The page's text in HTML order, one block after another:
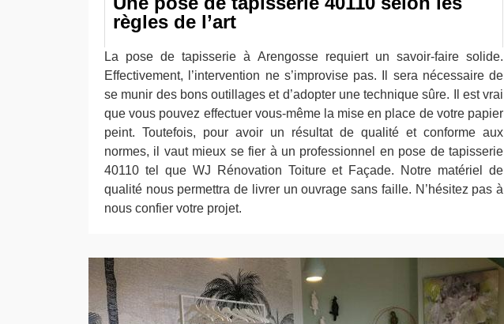
règles de l’art
La pose de tapisserie à Arengosse requiert un savoir-faire solide.
Effectivement, l’intervention ne s’improvise pas. Il sera nécessaire de
se munir des bons outillages et d’adopter une technique sûre. Il est vrai
que vous pouvez effectuer vous-même la mise en place de votre papier
peint. Toutefois, pour avoir un résultat de qualité et conforme aux
normes, il vaut mieux se fier à un professionnel en pose de tapisserie
40110 tel que WJ Rénovation Toiture et Façade. Notre matériel de
qualité nous permettra de livrer un ouvrage sans faille. N’hésitez pas à
nous confier votre projet.